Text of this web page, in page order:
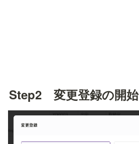
Step2　変更登録の開始